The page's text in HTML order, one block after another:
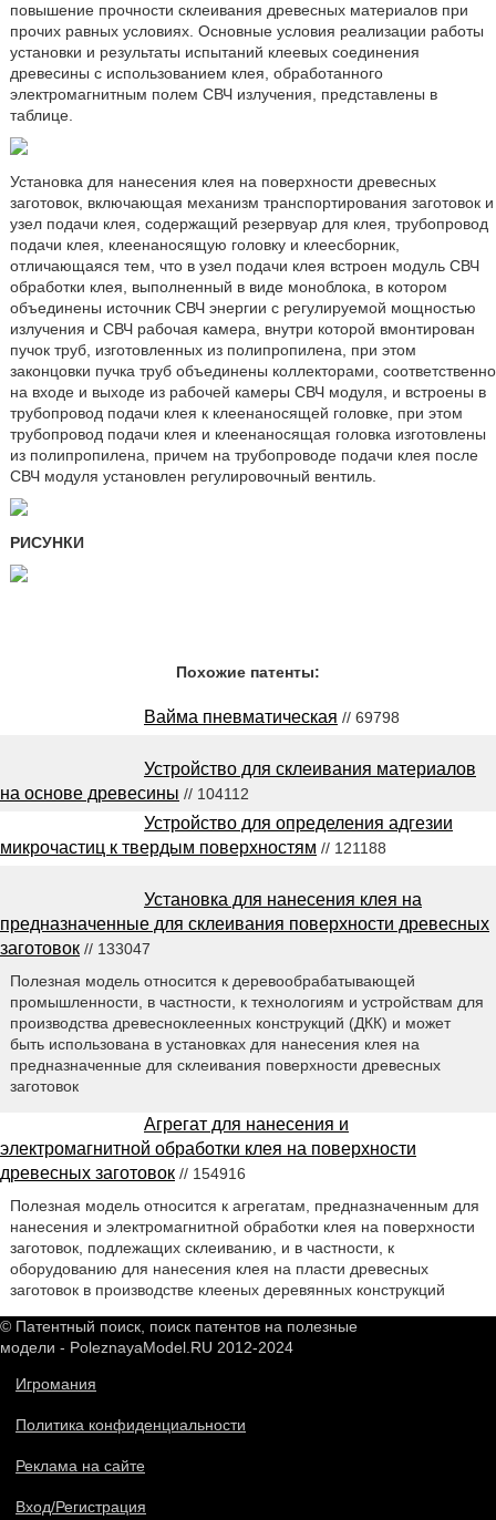
повышение прочности склеивания древесных материалов при
прочих равных условиях. Основные условия реализации работы
установки и результаты испытаний клеевых соединения
древесины с использованием клея, обработанного
электромагнитным полем СВЧ излучения, представлены в
таблице.
Установка для нанесения клея на поверхности древесных
заготовок, включающая механизм транспортирования заготовок и
узел подачи клея, содержащий резервуар для клея, трубопровод
подачи клея, клеенаносящую головку и клеесборник,
отличающаяся тем, что в узел подачи клея встроен модуль СВЧ
обработки клея, выполненный в виде моноблока, в котором
объединены источник СВЧ энергии с регулируемой мощностью
излучения и СВЧ рабочая камера, внутри которой вмонтирован
пучок труб, изготовленных из полипропилена, при этом
законцовки пучка труб объединены коллекторами, соответственно
на входе и выходе из рабочей камеры СВЧ модуля, и встроены в
трубопровод подачи клея к клеенаносящей головке, при этом
трубопровод подачи клея и клеенаносящая головка изготовлены
из полипропилена, причем на трубопроводе подачи клея после
СВЧ модуля установлен регулировочный вентиль.
РИСУНКИ
Похожие патенты:
Вайма пневматическая // 69798
Устройство для склеивания материалов
на основе древесины // 104112
Устройство для определения адгезии
микрочастиц к твердым поверхностям // 121188
Установка для нанесения клея на
предназначенные для склеивания поверхности древесных
заготовок // 133047
Полезная модель относится к деревообрабатывающей
промышленности, в частности, к технологиям и устройствам для
производства древесноклеенных конструкций (ДКК) и может
быть использована в установках для нанесения клея на
предназначенные для склеивания поверхности древесных
заготовок
Агрегат для нанесения и
электромагнитной обработки клея на поверхности
древесных заготовок // 154916
Полезная модель относится к агрегатам, предназначенным для
нанесения и электромагнитной обработки клея на поверхности
заготовок, подлежащих склеиванию, и в частности, к
оборудованию для нанесения клея на пласти древесных
заготовок в производстве клееных деревянных конструкций
© Патентный поиск, поиск патентов на полезные
модели - PoleznayaModel.RU 2012-2024
Игромания
Политика конфиденциальности
Реклама на сайте
Вход/Регистрация